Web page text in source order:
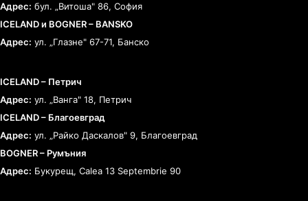
Адрес: бул. „Витоша" 86, София
ICELAND и BOGNER – BANSKO
Адрес: ул. „Глазне" 67-71, Банско
ICELAND – Петрич
Адрес: ул. „Ванга" 18, Петрич
ICELAND – Благоевград
Адрес: ул. „Райко Даскалов" 9, Благоевград
BOGNER – Румъния
Адрес: Букурещ, Calea 13 Septembrie 90